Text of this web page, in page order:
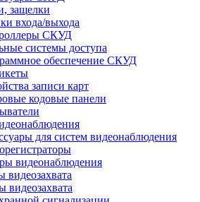
защелки
входа/выхода
СКУД
системы доступа
обеспечение СКУД
записи карт
кодовые панели
для систем видеонаблюдения
видеонаблюдения
видеозахвата
видеозахвата